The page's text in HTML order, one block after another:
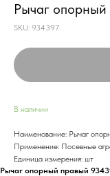
Рычаг
SKU: 934397
В наличии
Наименование: Рычаг
Применение: Посевные
Единица измерения: шт
Рычаг опорный правый